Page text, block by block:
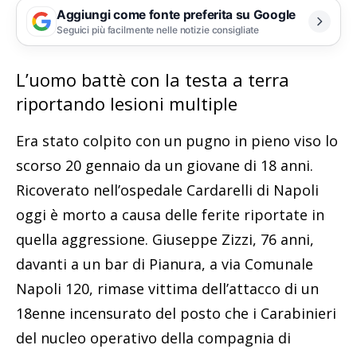
Aggiungi come fonte preferita su Google
Seguici più facilmente nelle notizie consigliate
L’uomo battè con la testa a terra
riportando lesioni multiple
Era stato colpito con un pugno in pieno viso lo
scorso 20 gennaio da un giovane di 18 anni.
Ricoverato nell’ospedale Cardarelli di Napoli
oggi è morto a causa delle ferite riportate in
quella aggressione. Giuseppe Zizzi, 76 anni,
davanti a un bar di Pianura, a via Comunale
Napoli 120, rimase vittima dell’attacco di un
18enne incensurato del posto che i Carabinieri
del nucleo operativo della compagnia di